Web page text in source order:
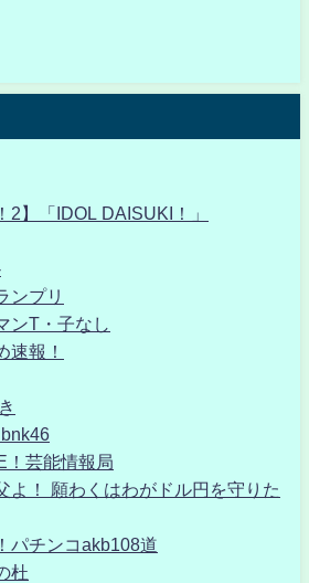
2】「IDOL DAISUKI！」
ンプリ
ンT・子なし
速報！
！芸能情報局
よ！ 願わくはわがドル円を守りた
パチンコakb108道
杜